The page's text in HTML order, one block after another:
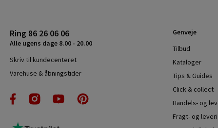
Ring 86 26 06 06
Alle ugens dage 8.00 - 20.00
Skriv til kundecenteret
Varehuse & åbningstider
Genveje
Tilbud
Kataloger
Tips & Guides
Click & collect
Handels- og
Fragt- og